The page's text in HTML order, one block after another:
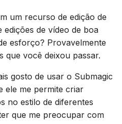
um recurso de edição de
edições de vídeo de boa
esforço? Provavelmente
que você deixou passar.
gosto de usar o Submagic
ele me permite criar
no estilo de diferentes
que me preocupar com